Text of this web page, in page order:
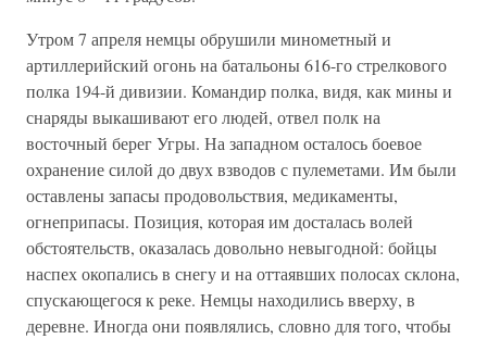
Утром 7 апреля немцы обрушили минометный и
артиллерийский огонь на батальоны 616-го стрелкового
полка 194-й дивизии. Командир полка, видя, как мины и
снаряды выкашивают его людей, отвел полк на
восточный берег Угры. На западном осталось боевое
охранение силой до двух взводов с пулеметами. Им были
оставлены запасы продовольствия, медикаменты,
огнеприпасы. Позиция, которая им досталась волей
обстоятельств, оказалась довольно невыгодной: бойцы
наспех окопались в снегу и на оттаявших полосах склона,
спускающегося к реке. Немцы находились вверху, в
деревне. Иногда они появлялись, словно для того, чтобы